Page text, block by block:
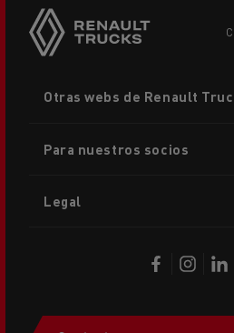
menu
Otras webs de Renault
Para nuestros socios
Legal